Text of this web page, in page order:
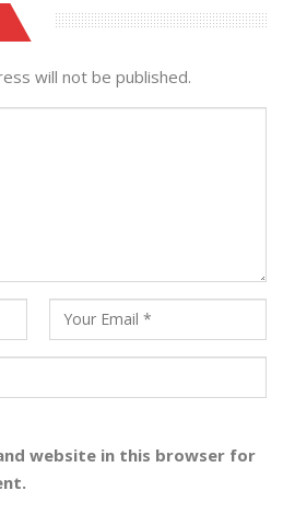
will not be published.
website in this browser for